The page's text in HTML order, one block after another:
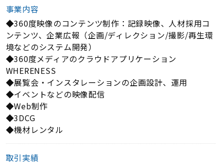
事業内容
◆360度映像のコンテンツ制作：記録映像、人材採用コ
ンテンツ、企業広報（企画/ディレクション/撮影/再生環
境などのシステム開発）
◆360度メディアのクラウドアプリケーション
WHERENESS
◆展覧会・インスタレーションの企画設計、運用
◆イベントなどの映像配信
◆Web制作
◆3DCG
◆機材レンタル
取引実績